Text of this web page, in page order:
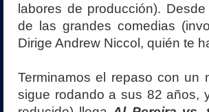
labores de producción).
de las grandes comedias
Dirige Andrew Niccol, quién te
Terminamos el repaso con un
sigue rodando a sus 82 años,